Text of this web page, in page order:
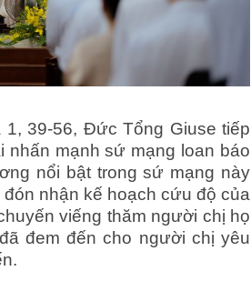
39-56, Đức Tổng Giuse tiếp
nhấn mạnh sứ mạng loan báo
nổi bật trong sứ mạng này
nhận kế hoạch cứu độ của
viếng thăm người chị họ
đem đến cho người chị yêu